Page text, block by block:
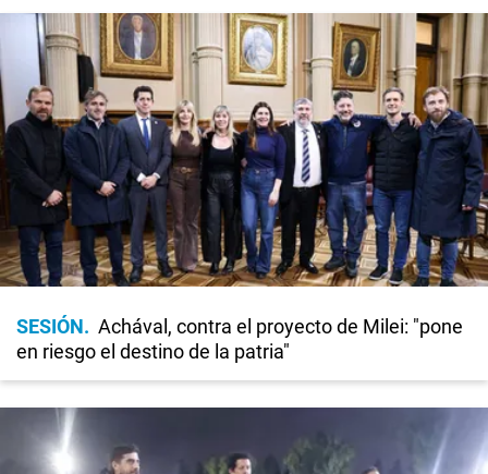
SESIÓN
Achával, contra el proyecto de Milei: "pone
en riesgo el destino de la patria"